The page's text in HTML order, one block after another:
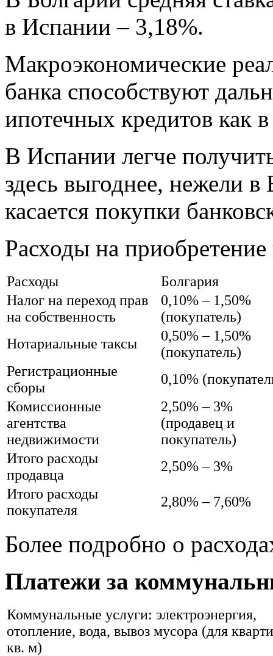
в Испании – 3,18%.
Макроэкономические
банка способствуют
ипотечных кредитов как
В Испании легче
здесь выгоднее, нежели
касается покупки
Расходы на
Расходы
Болгария
Налог на переход прав
на собственность
0,10% – 1,50%
(покупатель)
Нотариальные таксы
0,50% – 1,50%
(покупатель)
Регистрационные
сборы
0,10%
Комиссионные
агентства
недвижимости
2,50% – 3%
(продавец и
покупатель)
Итого расходы
продавца
2,50% – 3%
Итого расходы
покупателя
2,80% – 7,60%
Более подробно о
Платежи за
Коммунальные услуги: электроэнергия,
отопление, вода, вывоз мусора (для
кв. м)